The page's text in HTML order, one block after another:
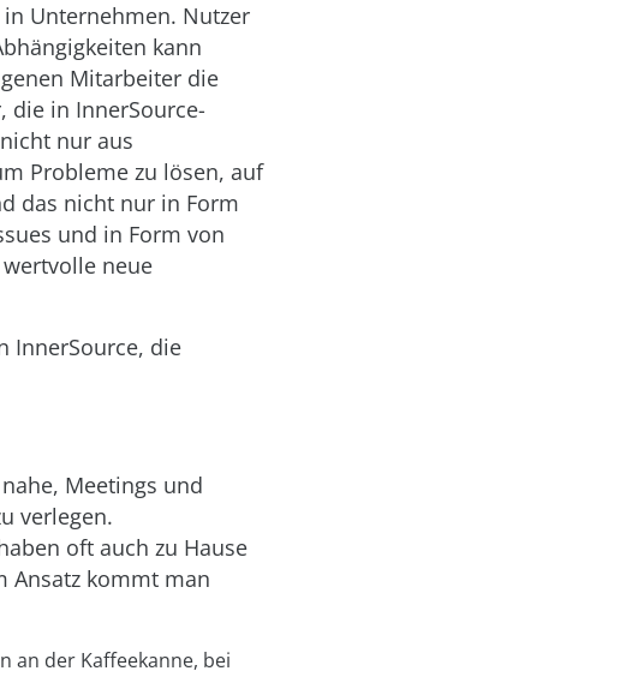
Unternehmen. Nutzer
kann
Mitarbeiter die
die in InnerSource-
nur aus
Probleme zu lösen, auf
das nicht nur in Form
und in Form von
neue
InnerSource, die
Meetings und
verlegen.
oft auch zu Hause
Ansatz kommt man
an der Kaffeekanne, bei